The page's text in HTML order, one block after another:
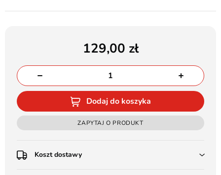
129,00
Dodaj do koszyka
ZAPYTAJ O PRODUKT
Koszt dostawy